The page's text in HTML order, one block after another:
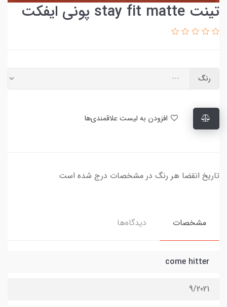
تینت stay fit matte پونی ایفکت
رنگ
تاریخ انقضا هر رنگ در مشخصات درج شده است
مشخصات دیدگاه‌ها
come hitter
9/2021